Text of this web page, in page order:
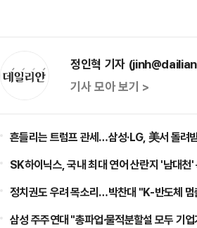
정인혁 기자
기사 모아 보기 >
흔들리는 트럼프 관세…삼성·LG, 美서 돌려
SK하이닉스, 국내 최대 연어 산란지 '남대천'
정치권도 우려 목소리…박찬대 "K-반도체 멈
삼성 주주연대 "총파업·물적분할설 모두 기